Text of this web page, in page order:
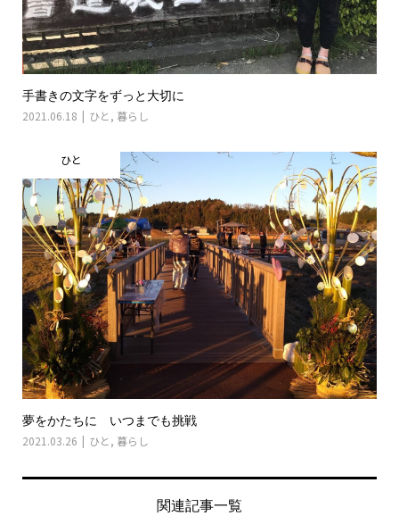
手書きの文字をずっと大切に
2021.06.18 ひと , 暮らし
ひと
夢をかたちに いつまでも挑戦
2021.03.26 ひと , 暮らし
関連記事一覧